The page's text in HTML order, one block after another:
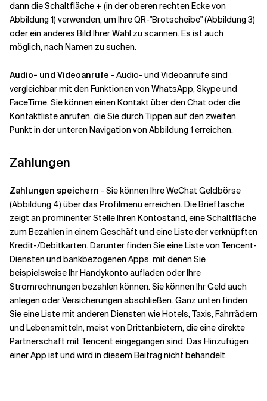
dann die Schaltfläche + (in der oberen rechten Ecke von
Abbildung 1) verwenden, um Ihre QR-"Brotscheibe" (Abbildung 3)
oder ein anderes Bild Ihrer Wahl zu scannen. Es ist auch
möglich, nach Namen zu suchen.
Audio- und Videoanrufe - Audio- und Videoanrufe sind
vergleichbar mit den Funktionen von WhatsApp, Skype und
FaceTime. Sie können einen Kontakt über den Chat oder die
Kontaktliste anrufen, die Sie durch Tippen auf den zweiten
Punkt in der unteren Navigation von Abbildung 1 erreichen.
Zahlungen
Zahlungen speichern - Sie können Ihre WeChat Geldbörse
(Abbildung 4) über das Profilmenü erreichen. Die Brieftasche
zeigt an prominenter Stelle Ihren Kontostand, eine Schaltfläche
zum Bezahlen in einem Geschäft und eine Liste der verknüpften
Kredit-/Debitkarten. Darunter finden Sie eine Liste von Tencent-
Diensten und bankbezogenen Apps, mit denen Sie
beispielsweise Ihr Handykonto aufladen oder Ihre
Stromrechnungen bezahlen können. Sie können Ihr Geld auch
anlegen oder Versicherungen abschließen. Ganz unten finden
Sie eine Liste mit anderen Diensten wie Hotels, Taxis, Fahrrädern
und Lebensmitteln, meist von Drittanbietern, die eine direkte
Partnerschaft mit Tencent eingegangen sind. Das Hinzufügen
einer App ist und wird in diesem Beitrag nicht behandelt.